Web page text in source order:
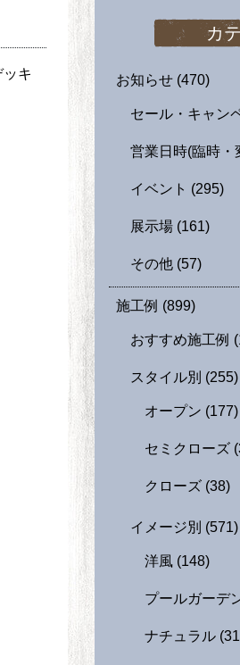
ッキ
カ
お知らせ (470)
セール・キャン
営業日時(臨時・
イベント (295)
展示場 (161)
その他 (57)
施工例 (899)
おすすめ施工例
スタイル別 (255)
オープン (177)
セミクローズ
クローズ (38)
イメージ別 (571)
洋風 (148)
プールガーデ
ナチュラル